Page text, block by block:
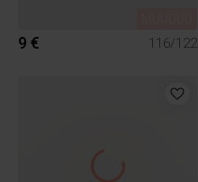
9 € 116/122